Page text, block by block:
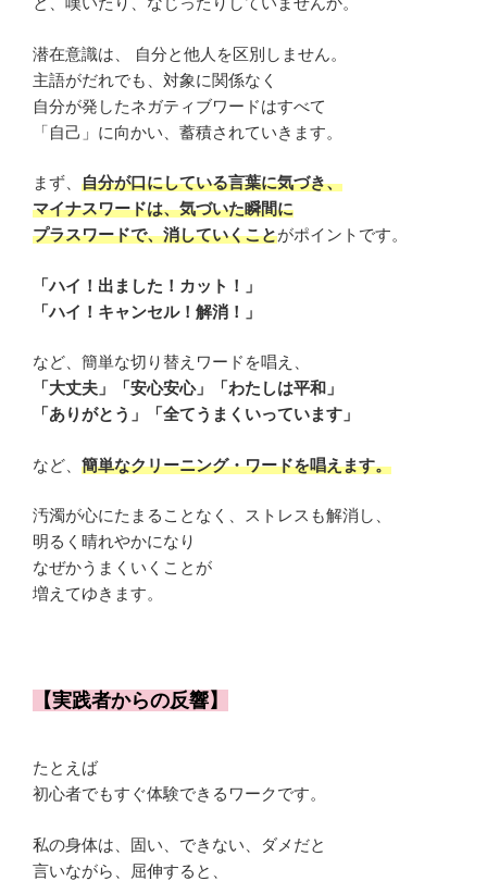
潜在意識は、 自分と他人を区別しません。
主語がだれでも、対象に関係なく
自分が発したネガティブワードはすべて
「自己」に向かい、蓄積されていきます。
まず、 自分が口にしている言葉に気づき、
マイナスワードは、気づいた瞬間に
プラスワードで、消していくことがポイントです。
「ハイ！出ました！カット！」
「ハイ！キャンセル！解消！」
など、簡単な切り替えワードを唱え、
「大丈夫」「安心安心」「わたしは平和」
「ありがとう」「全てうまくいっています」
など、 簡単なクリーニング・ワードを唱えます。
汚濁が心にたまることなく、ストレスも解消し、
明るく晴れやかになり
なぜかうまくいくことが
増えてゆきます。
【実践者からの反響】
たとえば
初心者でもすぐ体験できるワークです。
私の身体は、固い、できない、ダメだと
言いながら、屈伸すると、